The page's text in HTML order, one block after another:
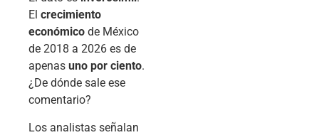
El crecimiento
económico de México
de 2018 a 2026 es de
apenas uno por ciento.
¿De dónde sale ese
comentario?
Los analistas señalan